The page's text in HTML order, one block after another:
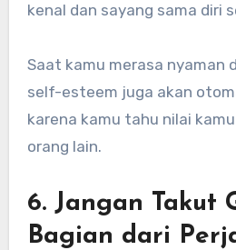
kenal dan sayang sama diri
Saat kamu merasa nyaman
self-esteem juga akan
karena kamu tahu nilai
orang lain.
6. Jangan Takut
Bagian dari